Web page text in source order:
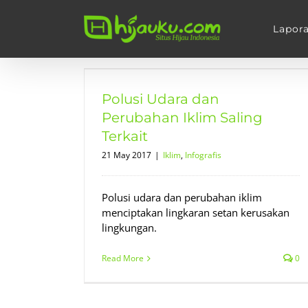
Polusi Udara dan
Perubahan Iklim Saling
Terkait
21 May 2017 | Iklim, Infografis
Polusi udara dan perubahan iklim
menciptakan lingkaran setan kerusakan
lingkungan.
Read More 0